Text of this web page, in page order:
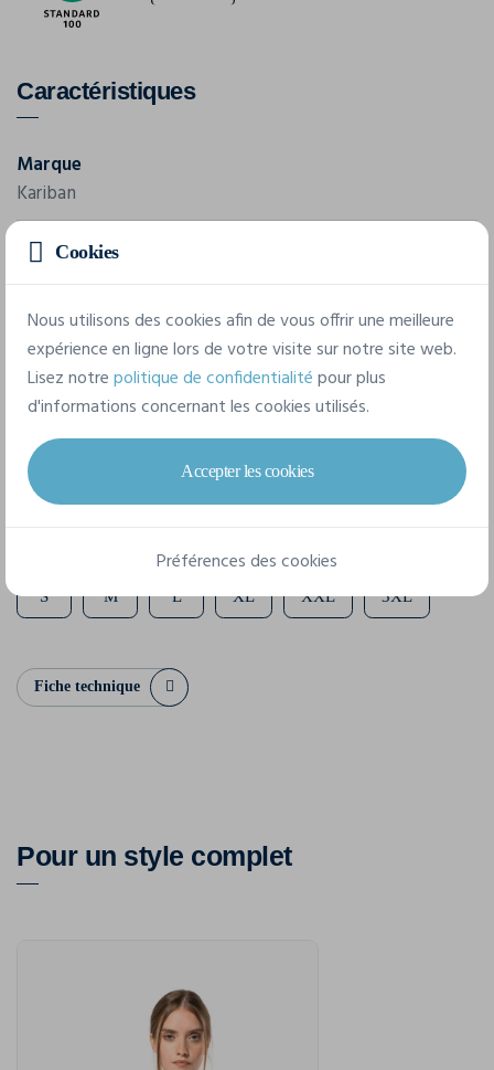
Caractéristiques
Marque
Kariban
Référence
Grammage
220 g/m²
Composition
100% Coton
6 tailles disponibles
S M L XL XXL 3XL
Fiche technique
Pour un style complet
Cookies
Nous utilisons des cookies afin de vous offrir une meilleure
expérience en ligne lors de votre visite sur notre site web.
Lisez notrepolitique de confidentialitépour plus
d'informations concernant les cookies utilisés.
Accepter les cookies
Préférences des cookies